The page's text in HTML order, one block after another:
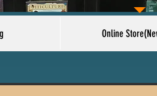
Online